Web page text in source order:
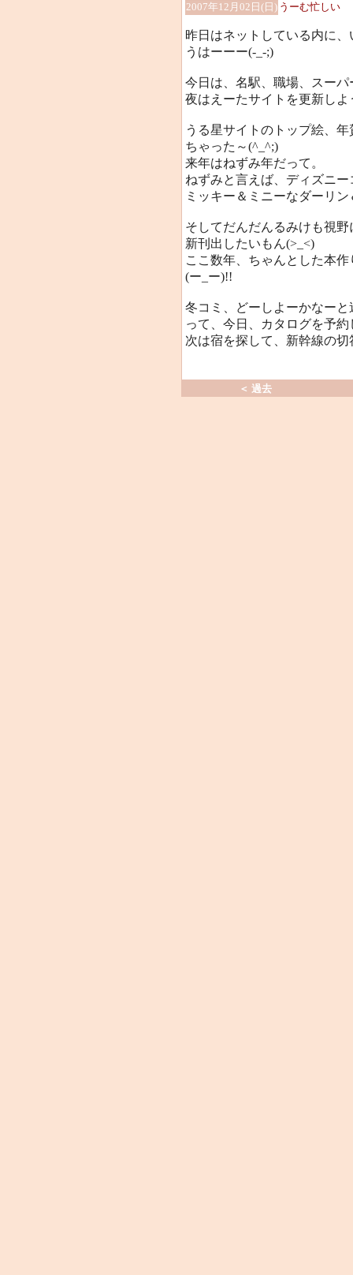
2007年12月02日(日) うーむ忙しい
昨日はネットしている内に
うはーーー(-_-;)
今日は、名駅、職場、スー
夜はえーたサイトを更新しよ
うる星サイトのトップ絵、
ちゃった～(^_^;)
来年はねずみ年だって。
ねずみと言えば、ディズニ
ミッキー＆ミニーなダーリ
そしてだんだんるみけも視
新刊出したいもん(>_<)
ここ数年、ちゃんとした本
(ー_ー)!!
冬コミ、どーしよーかなー
って、今日、カタログを予
次は宿を探して、新幹線の
＜ 過去